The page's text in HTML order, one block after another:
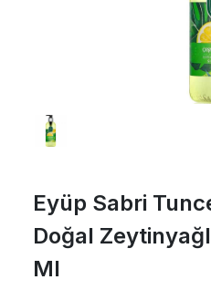
Eyüp Sabri
Doğal
Ml